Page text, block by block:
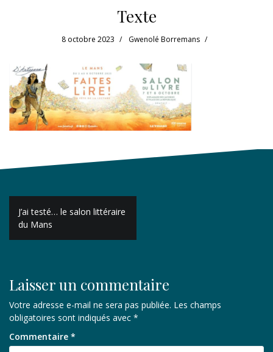
Texte
8 octobre 2023 Gwenolé Borremans
Navigation
de
l’article
J’ai testé… le salon littéraire
du Mans
Laisser un commentaire
Votre adresse e-mail ne sera pas publiée. Les champs
obligatoires sont indiqués avec *
Commentaire *